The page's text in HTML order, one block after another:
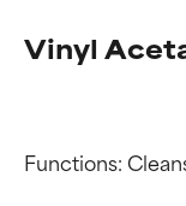
Vinyl
Functions: